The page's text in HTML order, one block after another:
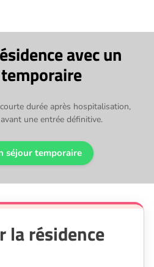
avec un
durée après hospitalisation,
une entrée définitive.
séjour temporaire
la résidence